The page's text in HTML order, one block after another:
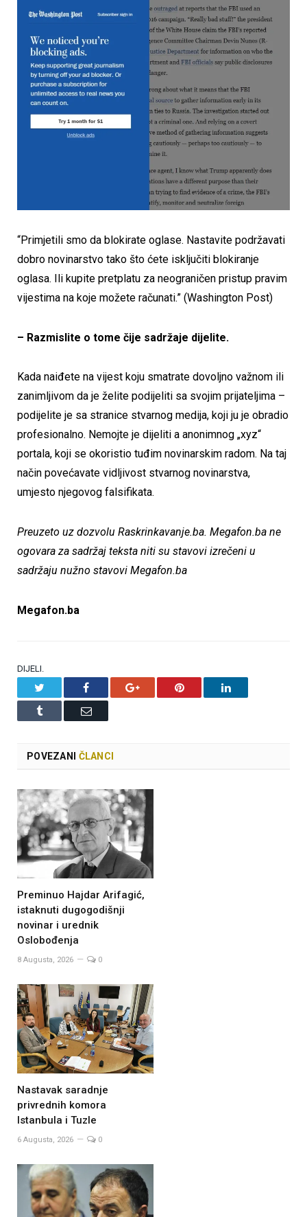
“Primjetili smo da blokirate oglase. Nastavite podržavati
dobro novinarstvo tako što ćete isključiti blokiranje
oglasa. Ili kupite pretplatu za neograničen pristup pravim
vijestima na koje možete računati.” (Washington Post)
– Razmislite o tome čije sadržaje dijelite.
Kada naiđete na vijest koju smatrate dovoljno važnom ili
zanimljivom da je želite podijeliti sa svojim prijateljima –
podijelite je sa stranice stvarnog medija, koji ju je obradio
profesionalno. Nemojte je dijeliti a anonimnog „xyz“
portala, koji se okoristio tuđim novinarskim radom. Na taj
način povećavate vidljivost stvarnog novinarstva,
umjesto njegovog falsifikata.
Preuzeto uz dozvolu Raskrinkavanje.ba. Megafon.ba ne
ogovara za sadržaj teksta niti su stavovi izrečeni u
sadržaju nužno stavovi Megafon.ba
Megafon.ba
DIJELI.
Facebook Google+ Pinterest LinkedIn
Tumblr Email
POVEZANI ČLANCI
Preminuo Hajdar Arifagić,
istaknuti dugogodišnji
novinar i urednik
Oslobođenja
8 Augusta, 2026 0
Nastavak saradnje
privrednih komora
Istanbula i Tuzle
6 Augusta, 2026 0